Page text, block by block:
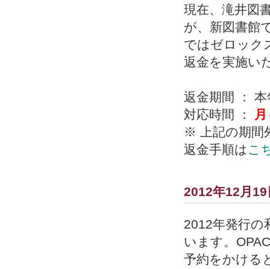
現在、滝井図
が、新図書館
ではゼロック
返金を実施い
返金期間 ： 本
対応時間 ：
※ 上記の期間
返金手順は こ
2012年12月
2012年発行の
います。
予約をかける